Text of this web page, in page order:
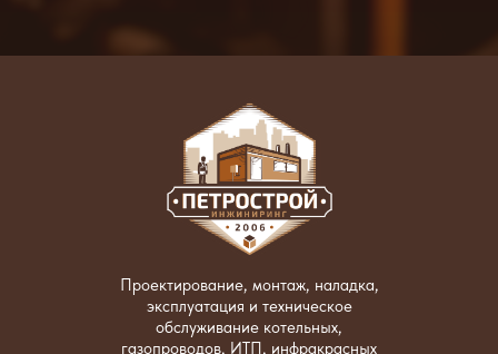
Проектирование, монтаж, наладка,
эксплуатация и техническое
обслуживание котельных,
газопроводов, ИТП, инфракрасных